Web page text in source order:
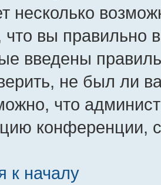
несколько
что вы правильно
введены
не был ли
что
конференции,
к началу